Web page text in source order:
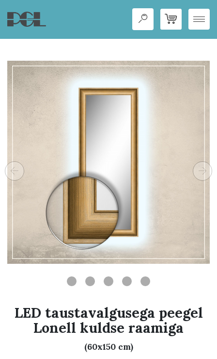
LED taustavalgusega peegel
Lonell kuldse raamiga
(60x150 cm)